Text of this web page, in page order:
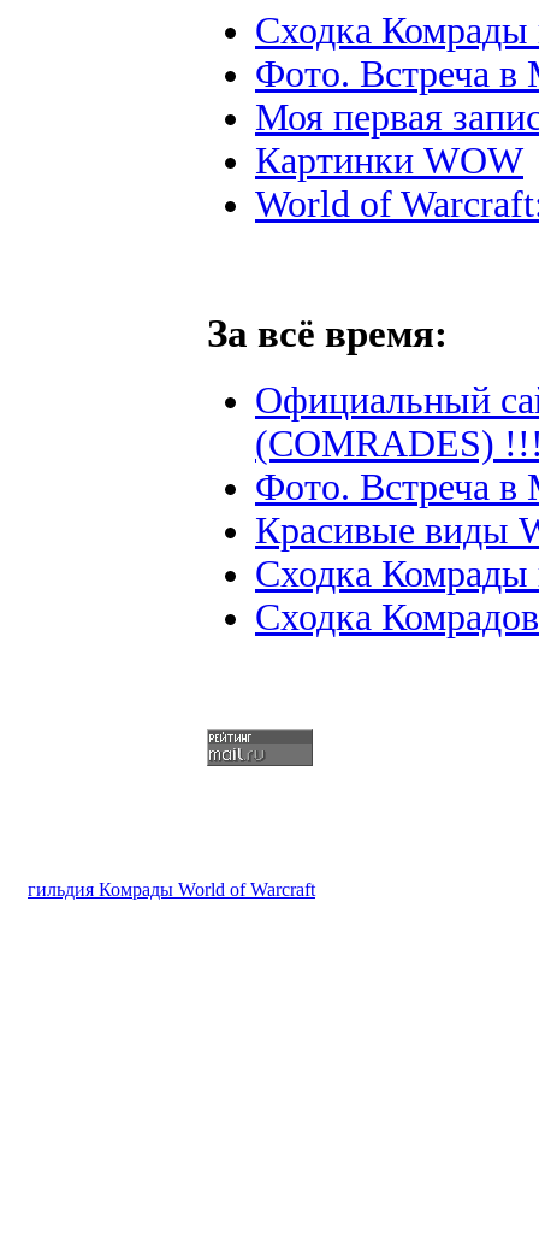
Сходка Комрады
Фото. Встреча в
Моя первая
Картинки WOW
World of
За всё время:
Официальный
(COMRADES)
Фото. Встреча в
Красивые виды
Сходка Комрады
Сходка
гильдия Комрады World of Warcraft